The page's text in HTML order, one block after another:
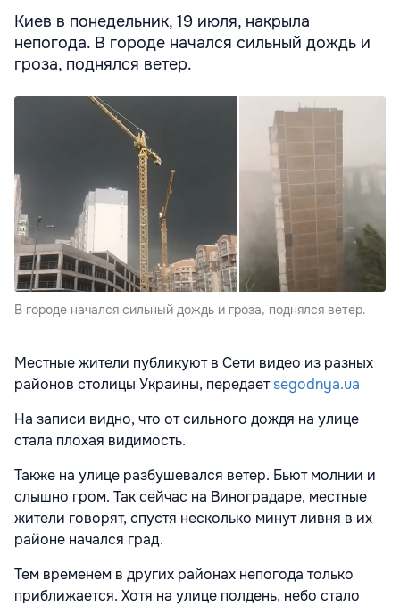
Киев в понедельник, 19 июля, накрыла
непогода. В городе начался сильный дождь и
гроза, поднялся ветер.
В городе начался сильный дождь и гроза, поднялся ветер.
Местные жители публикуют в Сети видео из разных
районов столицы Украины, передаетsegodnya.ua
На записи видно, что от сильного дождя на улице
стала плохая видимость.
Также на улице разбушевался ветер. Бьют молнии и
слышно гром. Так сейчас на Виноградаре, местные
жители говорят, спустя несколько минут ливня в их
районе начался град.
Тем временем в других районах непогода только
приближается. Хотя на улице полдень, небо стало